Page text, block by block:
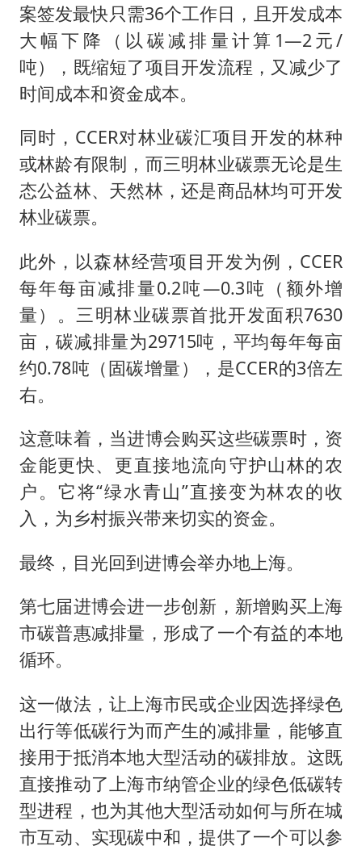
案签发最快只需36个工作日，且开发成本
大幅下降（以碳减排量计算1—2元/
吨），既缩短了项目开发流程，又减少了
时间成本和资金成本。
同时，CCER对林业碳汇项目开发的林种
或林龄有限制，而三明林业碳票无论是生
态公益林、天然林，还是商品林均可开发
林业碳票。
此外，以森林经营项目开发为例，CCER
每年每亩减排量0.2吨—0.3吨（额外增
量）。三明林业碳票首批开发面积7630
亩，碳减排量为29715吨，平均每年每亩
约0.78吨（固碳增量），是CCER的3倍左
右。
这意味着，当进博会购买这些碳票时，资
金能更快、更直接地流向守护山林的农
户。它将“绿水青山”直接变为林农的收
入，为乡村振兴带来切实的资金。
最终，目光回到进博会举办地上海。
第七届进博会进一步创新，新增购买上海
市碳普惠减排量，形成了一个有益的本地
循环。
这一做法，让上海市民或企业因选择绿色
出行等低碳行为而产生的减排量，能够直
接用于抵消本地大型活动的碳排放。这既
直接推动了上海市纳管企业的绿色低碳转
型进程，也为其他大型活动如何与所在城
市互动、实现碳中和，提供了一个可以参